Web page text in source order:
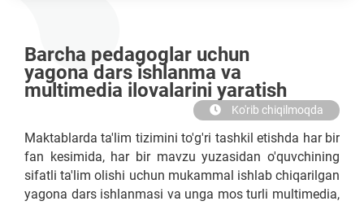
Barcha pedagoglar uchun
yagona dars ishlanma va
multimedia ilovalarini yaratish
Ko'rib chiqilmoqda
Maktablarda ta'lim tizimini to'g'ri tashkil etishda har bir
fan kesimida, har bir mavzu yuzasidan o'quvchining
sifatli ta'lim olishi uchun mukammal ishlab chiqarilgan
yagona dars ishlanmasi va unga mos turli multimedia,